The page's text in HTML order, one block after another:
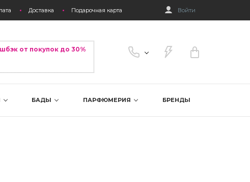
Доставка Подарочная карта Войти
от покупок до 30%
БАДЫ ПАРФЮМЕРИЯ БРЕНДЫ